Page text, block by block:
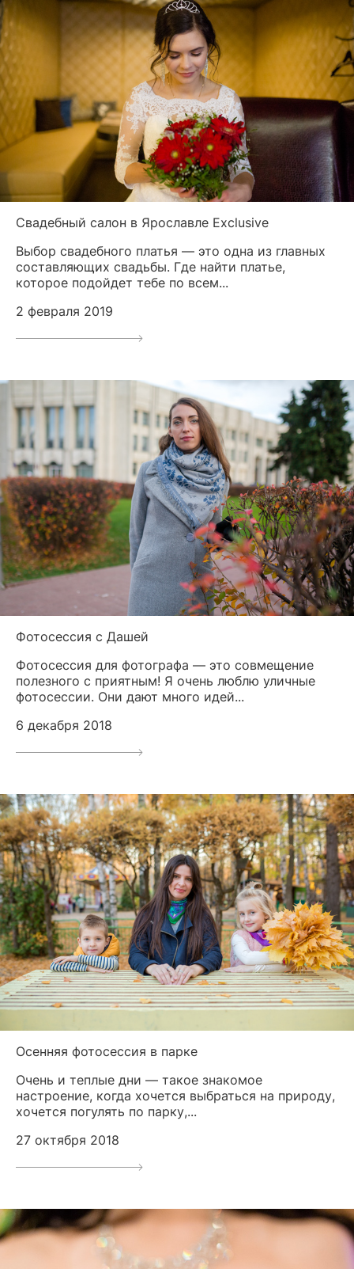
Свадебный салон в Ярославле Exclusive
Выбор свадебного платья — это одна из главных
составляющих свадьбы. Где найти платье,
которое подойдет тебе по всем...
2 февраля 2019
Фотосессия с Дашей
Фотосессия для фотографа — это совмещение
полезного с приятным! Я очень люблю уличные
фотосессии. Они дают много идей...
6 декабря 2018
Осенняя фотосессия в парке
Очень и теплые дни — такое знакомое
настроение, когда хочется выбраться на природу,
хочется погулять по парку,...
27 октября 2018